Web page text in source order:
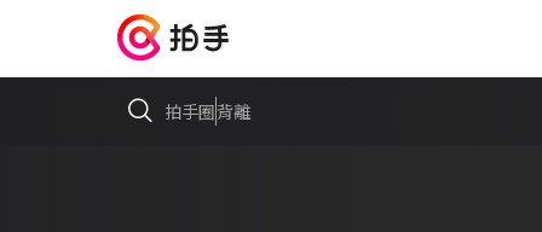
拍手圈背離